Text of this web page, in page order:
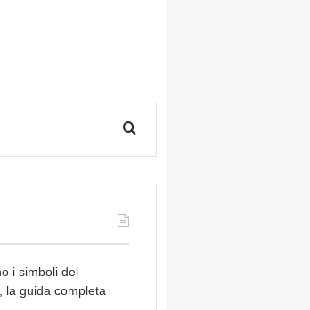
i simboli del
la guida completa